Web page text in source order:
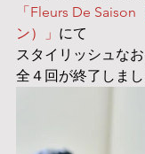
「Fleurs De
ン）」 にて
スタイリッシュな
全４回が終了しまし